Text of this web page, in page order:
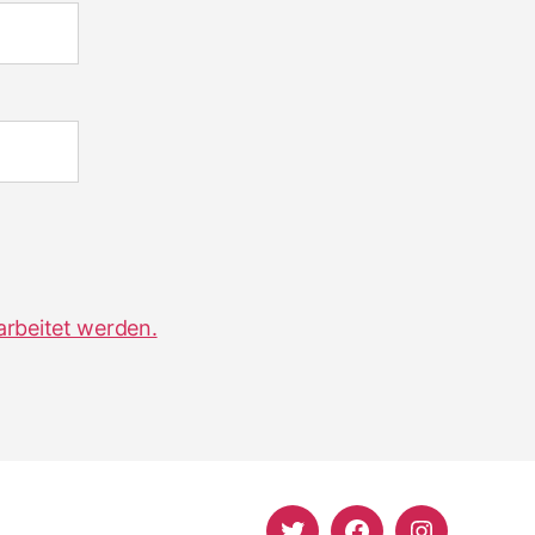
werden.